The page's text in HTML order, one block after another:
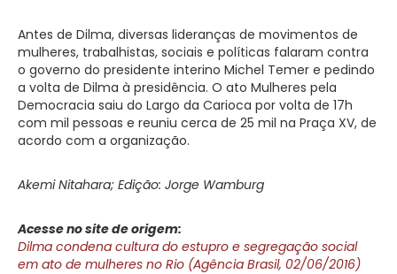
Antes de Dilma, diversas lideranças de movimentos de
mulheres, trabalhistas, sociais e políticas falaram contra
o governo do presidente interino Michel Temer e pedindo
a volta de Dilma à presidência. O ato Mulheres pela
Democracia saiu do Largo da Carioca por volta de 17h
com mil pessoas e reuniu cerca de 25 mil na Praça XV, de
acordo com a organização.
Akemi Nitahara; Edição: Jorge Wamburg
Acesse no site de origem:
Dilma condena cultura do estupro e segregação social
em ato de mulheres no Rio (Agência Brasil, 02/06/2016)